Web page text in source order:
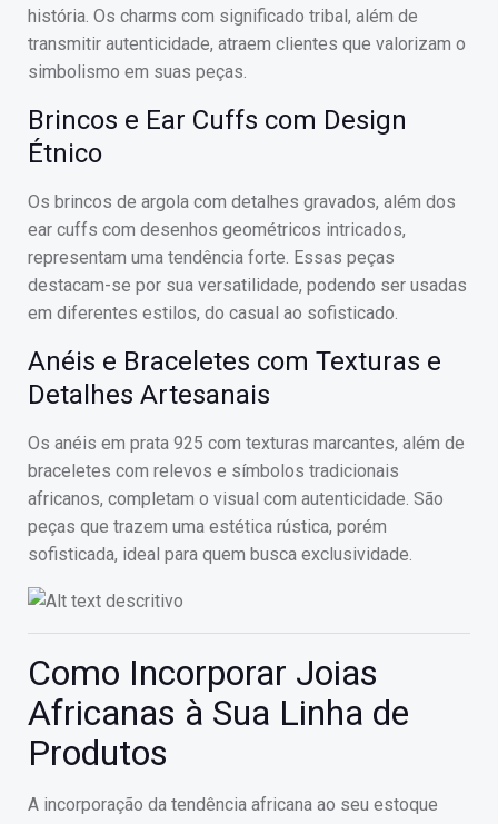
história. Os charms com significado tribal, além de
transmitir autenticidade, atraem clientes que valorizam o
simbolismo em suas peças.
Brincos e Ear Cuffs com Design
Étnico
Os brincos de argola com detalhes gravados, além dos
ear cuffs com desenhos geométricos intricados,
representam uma tendência forte. Essas peças
destacam-se por sua versatilidade, podendo ser usadas
em diferentes estilos, do casual ao sofisticado.
Anéis e Braceletes com Texturas e
Detalhes Artesanais
Os anéis em prata 925 com texturas marcantes, além de
braceletes com relevos e símbolos tradicionais
africanos, completam o visual com autenticidade. São
peças que trazem uma estética rústica, porém
sofisticada, ideal para quem busca exclusividade.
Como Incorporar Joias
Africanas à Sua Linha de
Produtos
A incorporação da tendência africana ao seu estoque